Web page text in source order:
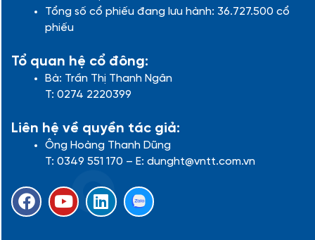
Tổng số cổ phiếu đang lưu hành: 36.727.500 cổ
phiếu
Tổ quan hệ cổ đông:
Bà: Trần Thị Thanh Ngân
T: 0274 2220399
Liên hệ về quyền tác giả:
Ông Hoàng Thanh Dũng
T: 0349 551 170 – E: dunght@vntt.com.vn
F
a
Y
o
L
i